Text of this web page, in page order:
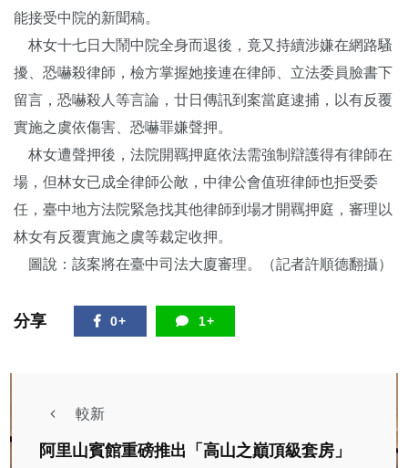
能接受中院的新聞稿。
林女十七日大鬧中院全身而退後，竟又持續涉嫌在網路騷
擾、恐嚇殺律師，檢方掌握她接連在律師、立法委員臉書下
留言，恐嚇殺人等言論，廿日傳訊到案當庭逮捕，以有反覆
實施之虞依傷害、恐嚇罪嫌聲押。
林女遭聲押後，法院開羈押庭依法需強制辯護得有律師在
場，但林女已成全律師公敵，中律公會值班律師也拒受委
任，臺中地方法院緊急找其他律師到場才開羈押庭，審理以
林女有反覆實施之虞等裁定收押。
圖說：該案將在臺中司法大廈審理。（記者許順德翻攝）
分享 0+ 1+
較新
阿里山賓館重磅推出「高山之巔頂級套房」